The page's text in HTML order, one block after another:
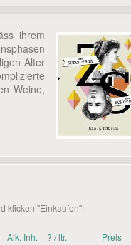
ihrem
Alter
Weine,
klicken "Einkaufen"!
Alk. Inh. ? / ltr.
Preis